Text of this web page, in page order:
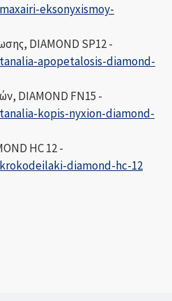
eksonyxismoy-
DIAMOND SP12 -
apopetalosis-diamond-
DIAMOND FN15 -
kopis-nyxion-diamond-
HC 12 -
diamond-hc-12